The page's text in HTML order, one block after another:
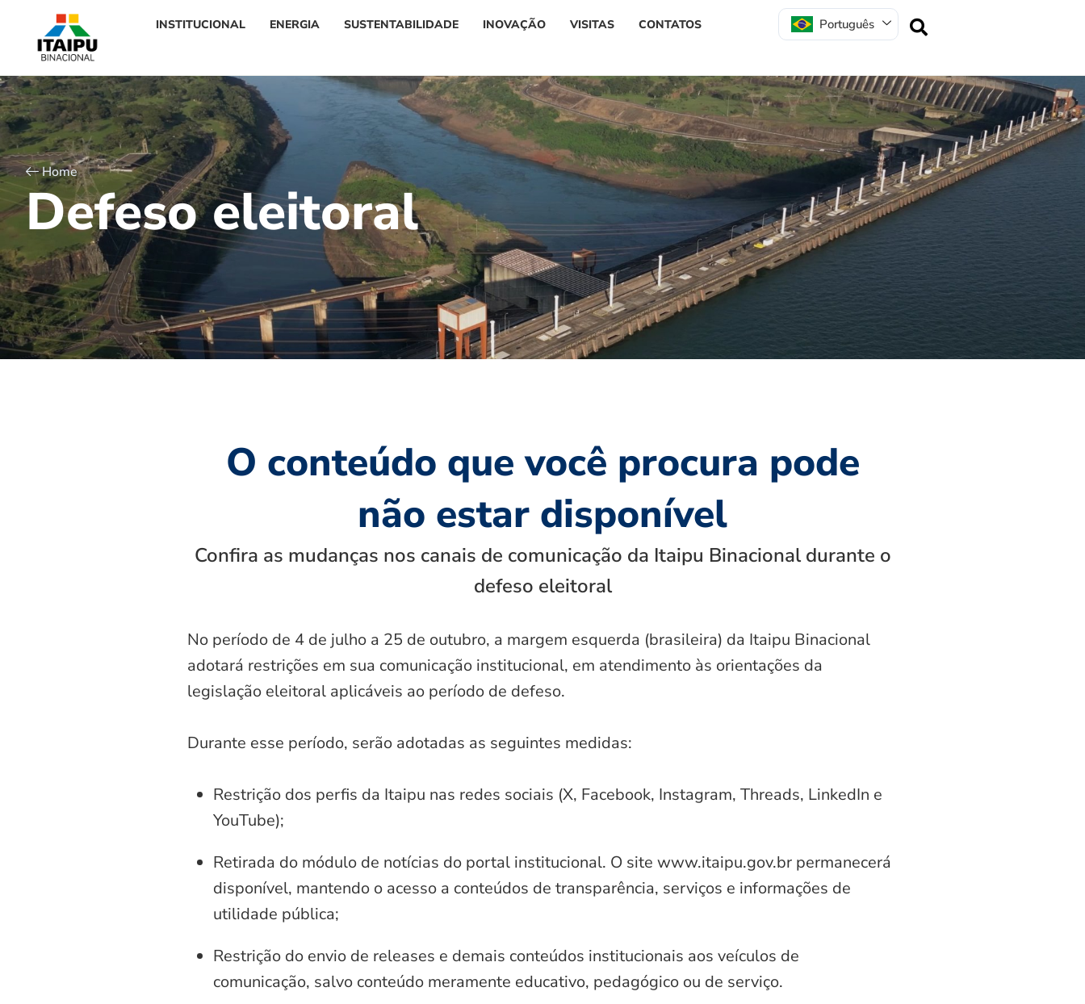
INSTITUCIONAL ENERGIA SUSTENTABILIDADE INOVAÇÃO VISITAS CONTATOS Português
Home
Defeso eleitoral
O conteúdo que você procura pode
não estar disponível
Confira as mudanças nos canais de comunicação da Itaipu Binacional durante o
defeso eleitoral
No período de 4 de julho a 25 de outubro, a margem esquerda (brasileira) da Itaipu Binacional
adotará restrições em sua comunicação institucional, em atendimento às orientações da
legislação eleitoral aplicáveis ao período de defeso.
Durante esse período, serão adotadas as seguintes medidas:
Restrição dos perfis da Itaipu nas redes sociais (X, Facebook, Instagram, Threads, LinkedIn e
YouTube);
Retirada do módulo de notícias do portal institucional. O site www.itaipu.gov.br permanecerá
disponível, mantendo o acesso a conteúdos de transparência, serviços e informações de
utilidade pública;
Restrição do envio de releases e demais conteúdos institucionais aos veículos de
comunicação, salvo conteúdo meramente educativo, pedagógico ou de serviço.